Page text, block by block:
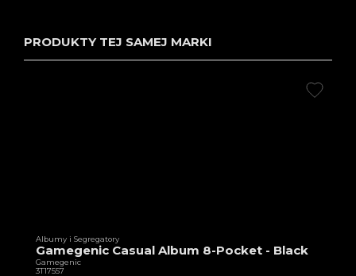
PRODUKTY TEJ SAMEJ MARKI
Albumy i Segregatory
Gamegenic Casual Album 8-Pocket - Black
Gamegenic
3T17557